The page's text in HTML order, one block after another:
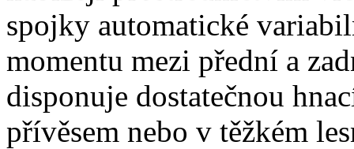
spojky automatické
momentu mezi přední a
disponuje dostatečnou
přívěsem nebo v těžkém